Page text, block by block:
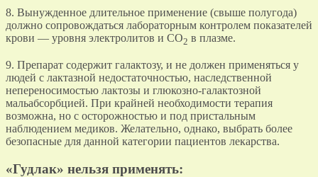
8. Вынужденное длительное применение (свыше полугода)
должно сопровождаться лабораторным контролем показателей
крови — уровня электролитов и СО2 в плазме.
9. Препарат содержит галактозу, и не должен применяться у
людей с лактазной недостаточностью, наследственной
непереносимостью лактозы и глюкозно-галактозной
мальабсорбцией. При крайней необходимости терапия
возможна, но с осторожностью и под пристальным
наблюдением медиков. Желательно, однако, выбрать более
безопасные для данной категории пациентов лекарства.
«Гудлак» нельзя применять: